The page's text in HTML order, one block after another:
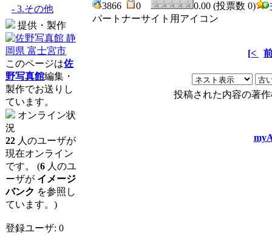
- 3.その他
提供・製作
このページは佐
野写真館編集・
製作でお送りし
ています。
オンライン状
況
22 人のユーザが
現在オンライン
です。 (6 人のユ
ーザが イメージ
バンク を参照し
ています。)
登録ユーザ: 0
3866
0 0.00 (投票数 0)
パートナーサイト用アイコン
[<
投稿された内容の著